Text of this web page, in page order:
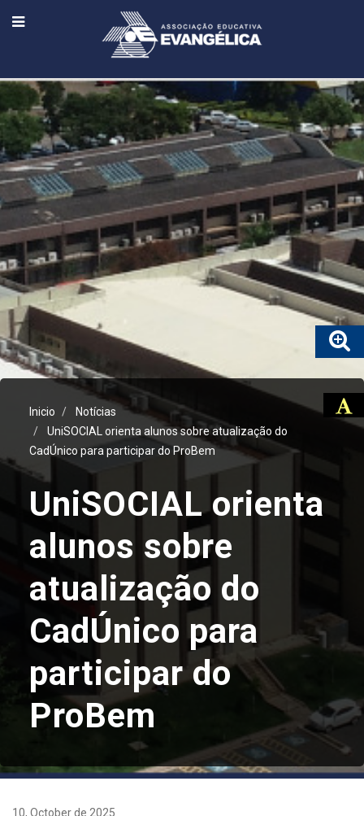
Inicio
Notícias
UniSOCIAL orienta alunos sobre atualização do
CadÚnico para participar do ProBem
UniSOCIAL orienta
alunos sobre
atualização do
CadÚnico para
participar do
ProBem
10, October de 2025